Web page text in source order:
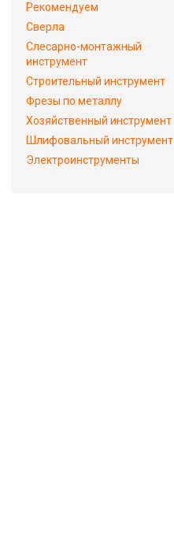
Рекомендуем
Сверла
Слесарно-монтажный
инструмент
Строительный инструмент
Фрезы по металлу
Хозяйственный инструмент
Шлифовальный инструмент
Электроинструменты